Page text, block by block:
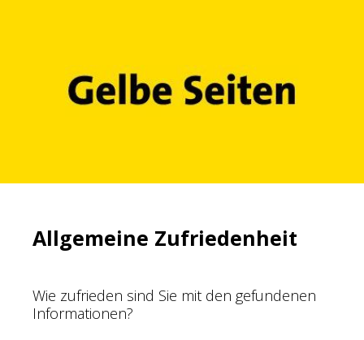
Allgemeine Zufriedenheit
Wie zufrieden sind Sie mit den gefundenen
Informationen?